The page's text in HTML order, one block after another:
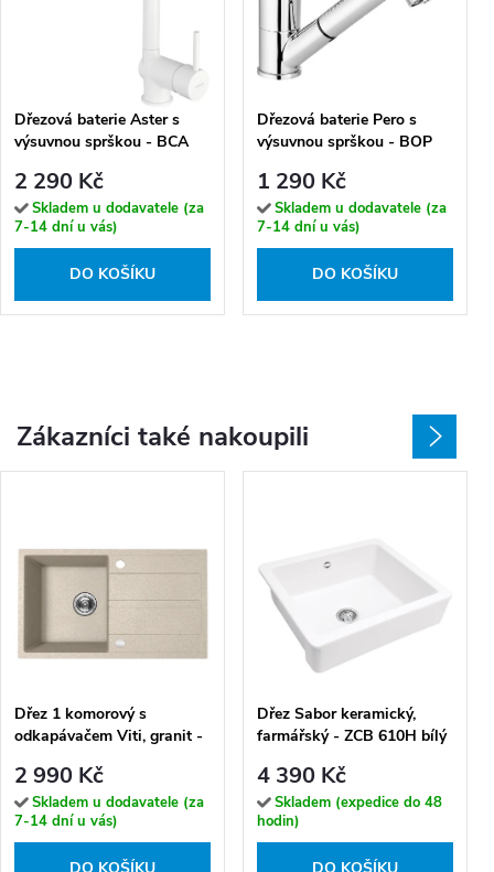
Dřezová baterie Aster s
výsuvnou sprškou - BCA
2 290 Kč
Skladem u dodavatele (za
7-14 dní u vás)
DO KOŠÍKU
Dřezová baterie Pero s
výsuvnou sprškou - BOP
1 290 Kč
Skladem u dodavatele (za
7-14 dní u vás)
DO KOŠÍKU
Zákazníci také nakoupili
Dřez 1 komorový s
odkapávačem Viti, granit -
2 990 Kč
Skladem u dodavatele (za
7-14 dní u vás)
Dřez Sabor keramický,
farmářský - ZCB 610H bílý
4 390 Kč
Skladem (expedice do 48
hodin)